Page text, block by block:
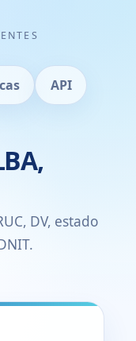
API
DV, estado